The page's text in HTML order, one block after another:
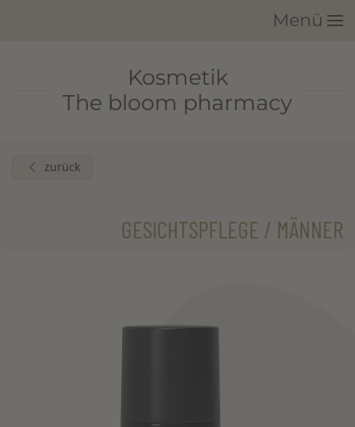
Menü
Kosmetik
The bloom pharmacy
zurück
GESICHTSPFLEGE / MÄNNER